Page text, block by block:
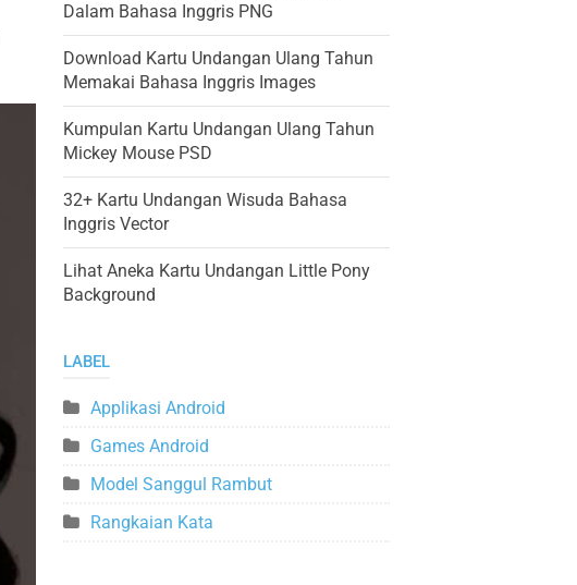
Dalam Bahasa Inggris PNG
Download Kartu Undangan Ulang Tahun
Memakai Bahasa Inggris Images
Kumpulan Kartu Undangan Ulang Tahun
Mickey Mouse PSD
32+ Kartu Undangan Wisuda Bahasa
Inggris Vector
Lihat Aneka Kartu Undangan Little Pony
Background
LABEL
Applikasi Android
Games Android
Model Sanggul Rambut
Rangkaian Kata